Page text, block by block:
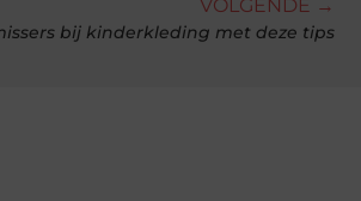
VOLGENDE →
bij kinderkleding met deze tips